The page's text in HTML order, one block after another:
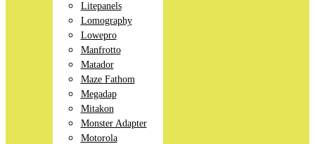
Litepanels
Lomography
Lowepro
Manfrotto
Matador
Maze Fathom
Megadap
Mitakon
Monster Adapter
Motorola